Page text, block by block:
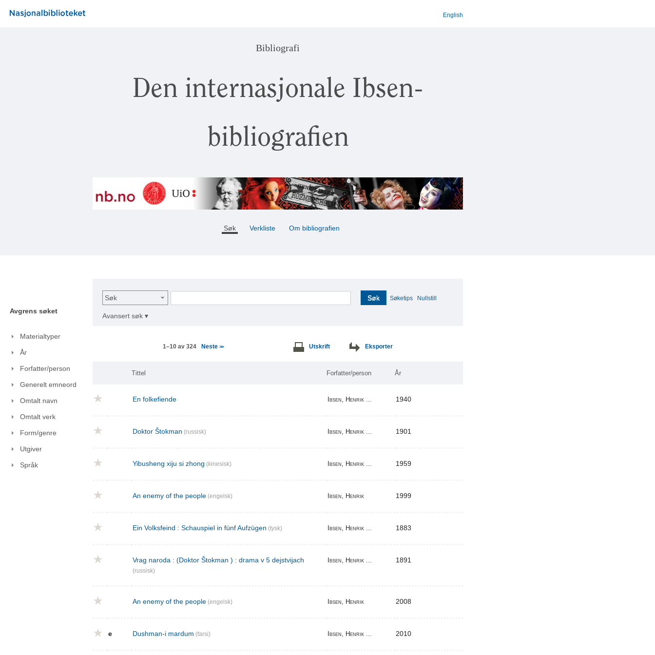
English
Bibliografi
Den internasjonale Ibsen-
bibliografien
Søk Verkliste Om bibliografien
Avgrens søket
Materialtyper
År
Forfatter/person
Generelt emneord
Omtalt navn
Omtalt verk
Form/genre
Utgiver
Språk
Søk Søk Søketips Nullstill
Avansert søk ▾
1–10 av 324 Neste >> Utskrift Eksporter
Tittel Forfatter/person År
En folkefiende Ibsen, Henrik ... 1940
Doktor Štokman (russisk) Ibsen, Henrik ... 1901
Yibusheng xiju si zhong (kinesisk) Ibsen, Henrik ... 1959
An enemy of the people (engelsk) Ibsen, Henrik 1999
Ein Volksfeind : Schauspiel in fünf Aufzügen (tysk) Ibsen, Henrik ... 1883
Vrag naroda : (Doktor Štokman ) : drama v 5 dejstvijach
(russisk)
Ibsen, Henrik ... 1891
An enemy of the people (engelsk) Ibsen, Henrik 2008
e Dushman-i mardum (farsi) Ibsen, Henrik ... 2010